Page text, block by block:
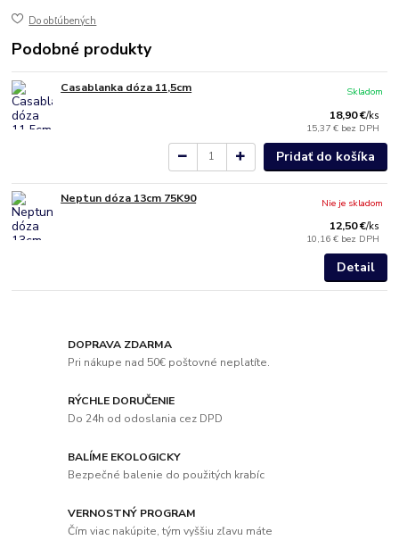
Do obľúbených
Podobné produkty
Casablanka dóza 11,5cm
18,90 €/ks
15,37 € bez DPH
Skladom
Pridať do košíka
Neptun dóza 13cm 75K90
12,50 €/ks
10,16 € bez DPH
Nie je skladom
Detail
DOPRAVA ZDARMA
Pri nákupe nad 50€ poštovné neplatíte.
RÝCHLE DORUČENIE
Do 24h od odoslania cez DPD
BALÍME EKOLOGICKY
Bezpečné balenie do použitých krabíc
VERNOSTNÝ PROGRAM
Čím viac nakúpite, tým vyššiu zľavu máte